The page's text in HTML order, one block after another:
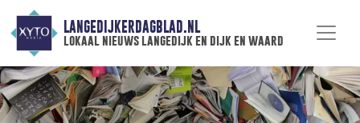
LANGEDIJKERDAGBLAD.NL
lokaal nieuws langedijk en dijk en waard